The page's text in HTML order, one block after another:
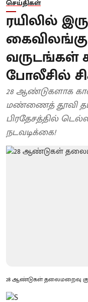
செய்திகள்
ரயிலில்
வருடங்கள்
போலீசில்
28 ஆண்டுகளாக
மண்ணைத் தூவி
பிரதேசத்தில்
நடவடிக்கை!
28 ஆண்டுகள் தலைமறைவு